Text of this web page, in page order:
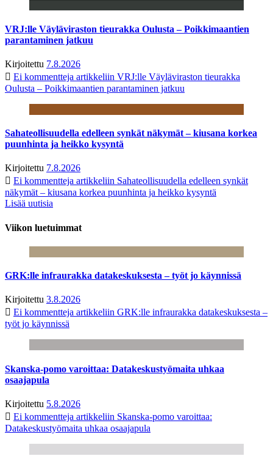
VRJ:lle Väyläviraston tieurakka Oulusta – Poikkimaantien
parantaminen jatkuu
Kirjoitettu 7.8.2026
Ei kommentteja artikkeliin VRJ:lle Väyläviraston tieurakka
Oulusta – Poikkimaantien parantaminen jatkuu
Sahateollisuudella edelleen synkät näkymät – kiusana korkea
puunhinta ja heikko kysyntä
Kirjoitettu 7.8.2026
Ei kommentteja artikkeliin Sahateollisuudella edelleen synkät
näkymät – kiusana korkea puunhinta ja heikko kysyntä
Lisää uutisia
Viikon luetuimmat
GRK:lle infraurakka datakeskuksesta – työt jo käynnissä
Kirjoitettu 3.8.2026
Ei kommentteja artikkeliin GRK:lle infraurakka datakeskuksesta –
työt jo käynnissä
Skanska-pomo varoittaa: Datakeskustyömaita uhkaa
osaajapula
Kirjoitettu 5.8.2026
Ei kommentteja artikkeliin Skanska-pomo varoittaa:
Datakeskustyömaita uhkaa osaajapula